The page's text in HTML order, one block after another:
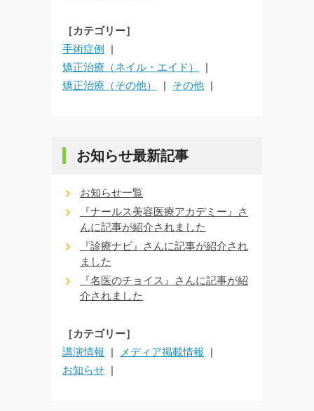
［カテゴリー］
手術症例
矯正治療（ネイル・エイド）
矯正治療（その他）
その他
お知らせ最新記事
お知らせ一覧
『ナールス美容医療アカデミー』さ
んに記事が紹介されました
『診療ナビ』さんに記事が紹介され
ました
『名医のチョイス』さんに記事が紹
介されました
［カテゴリー］
講演情報
メディア掲載情報
お知らせ